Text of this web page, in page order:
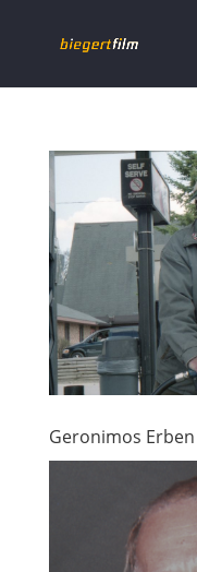
Geronimos Erben